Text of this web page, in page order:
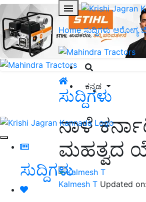
Home ಸುದ್ದಿಗಳು ಆರೋಗ್ಯ
ಕನ್ನಡ
ಸುದ್ದಿಗಳು
ಸುದ್ದಿಗಳು
ನಾಳೆ
ಮಹತ್ವದ
Kalmesh T Updated